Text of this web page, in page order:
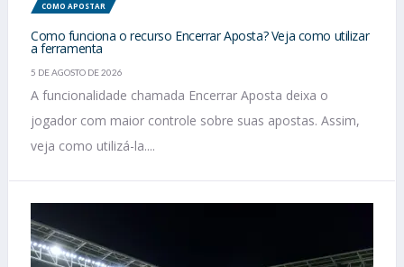
COMO APOSTAR
Como funciona o recurso Encerrar Aposta? Veja como utilizar
a ferramenta
5 DE AGOSTO DE 2026
A funcionalidade chamada Encerrar Aposta deixa o
jogador com maior controle sobre suas apostas. Assim,
veja como utilizá-la....